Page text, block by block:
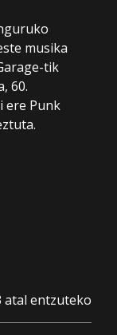
musika
tik
60.
ere Punk
atal entzuteko